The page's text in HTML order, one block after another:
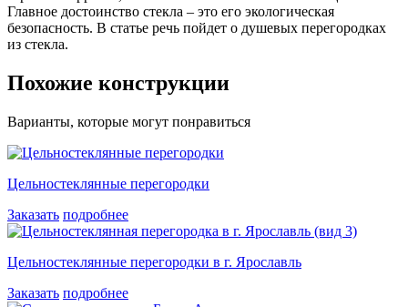
Главное достоинство стекла – это его экологическая
безопасность. В статье речь пойдет о душевых перегородках
из стекла.
Похожие конструкции
Варианты, которые могут понравиться
Цельностеклянные перегородки
Заказать подробнее
Цельностеклянные перегородки в г. Ярославль
Заказать подробнее